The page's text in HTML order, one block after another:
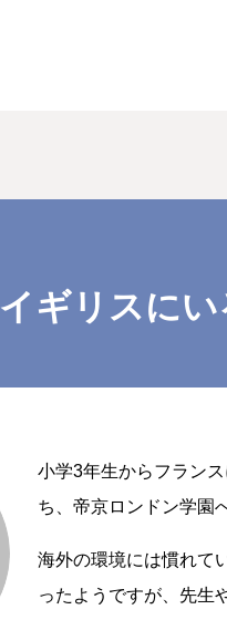
イギリスに
小学3年生からフラン
ち、帝京ロンドン学園
海外の環境には慣れて
ったようですが、先生